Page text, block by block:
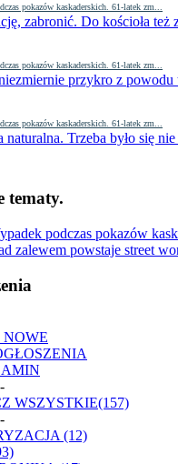
pokazów kaskaderskich. 61-latek zm...
zabronić. Do kościoła też
pokazów kaskaderskich. 61-latek zm...
przykro z
pokazów kaskaderskich. 61-latek zm...
naturalna. Trzeba było się
tematy.
podczas pokazów
zalewem powstaje street
WSZYSTKIE(157)
(12)